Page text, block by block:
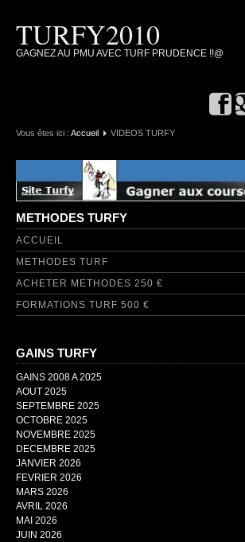
TURFY2010
GAGNEZ AU PMU AVEC TURF PRUDENCE !!@
Vous êtes ici : Accueil VIDEOS TURFY
METHODES TURFY
ACCUEIL
METHODES TURF
ACHETER METHODES 250 €
FORMATIONS TURF 500 €
GAINS TURFY
GAINS 2008 A 2025
AOUT 2025
SEPTEMBRE 2025
OCTOBRE 2025
NOVEMBRE 2025
DECEMBRE 2025
JANVIER 2026
FEVRIER 2026
MARS 2026
AVRIL 2026
MAI 2026
JUIN 2026